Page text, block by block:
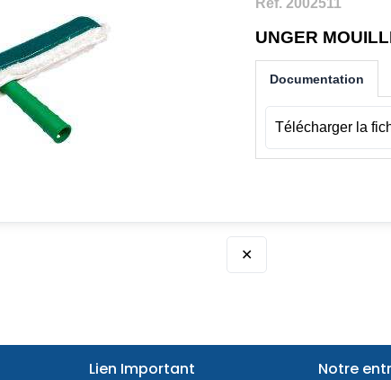
UNGER
Documentation
Télécharger la
✕
Lien Important Notre